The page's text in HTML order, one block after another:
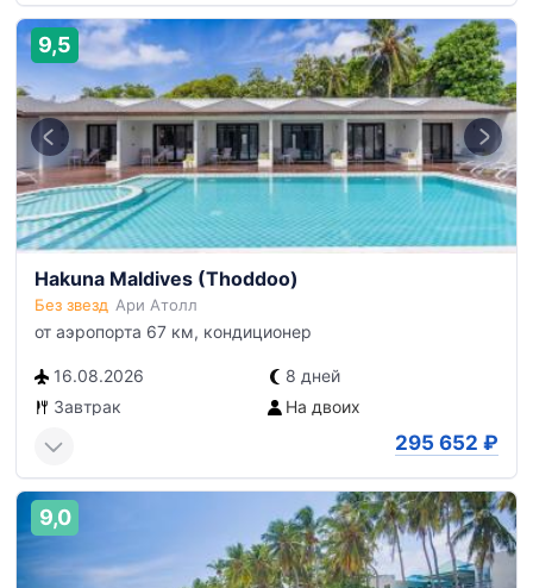
9,5
Hakuna Maldives (Thoddoo)
Без звезд Ари Атолл
от аэропорта 67 км, кондиционер
16.08.2026
8 дней
Завтрак
На двоих
295 652 ₽
9,0